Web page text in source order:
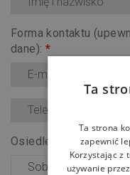
Forma kontaktu
dane): *
Osiedle:
Ta
Ta strona
zapewnić
Korzystając z
używanie